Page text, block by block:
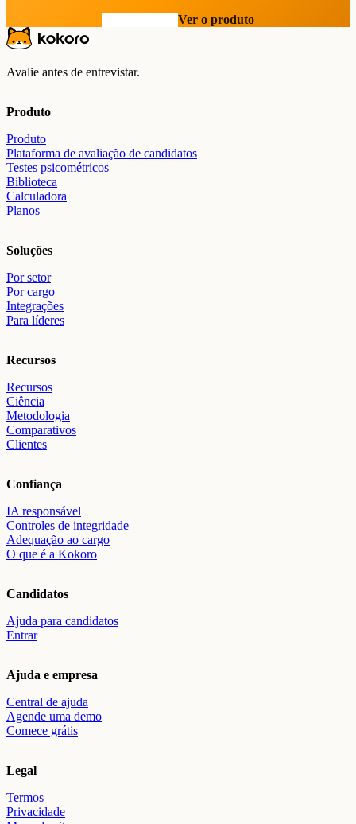
Ver o produto
Avalie antes de entrevistar.
Produto
Produto
Plataforma de avaliação de candidatos
Testes psicométricos
Biblioteca
Calculadora
Planos
Soluções
Por setor
Por cargo
Integrações
Para líderes
Recursos
Recursos
Ciência
Metodologia
Comparativos
Clientes
Confiança
IA responsável
Controles de integridade
Adequação ao cargo
O que é a Kokoro
Candidatos
Ajuda para candidatos
Entrar
Ajuda e empresa
Central de ajuda
Agende uma demo
Comece grátis
Legal
Termos
Privacidade